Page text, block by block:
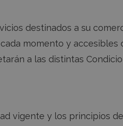
destinados a su
momento y accesibles
a las distintas
vigente y los principios